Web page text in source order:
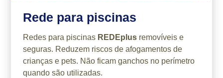
Rede para piscinas
Redes para piscinas REDEplus removíveis e
seguras. Reduzem riscos de afogamentos de
crianças e pets. Não ficam ganchos no perímetro
quando são utilizadas.